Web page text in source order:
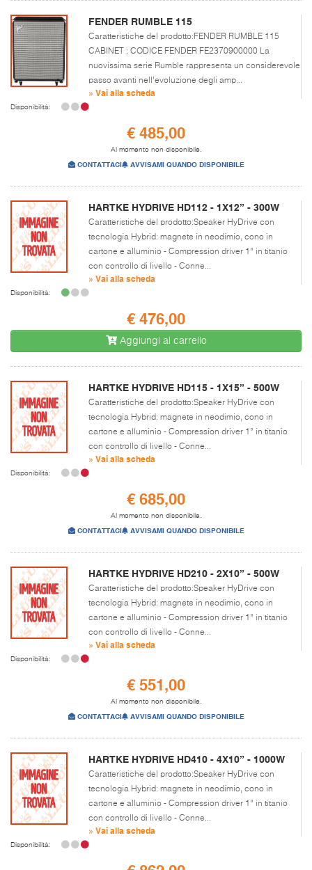
FENDER RUMBLE 115
Caratteristiche del prodotto:FENDER RUMBLE 115
CABINET : CODICE FENDER FE2370900000 La
nuovissima serie Rumble rappresenta un considerevole
passo avanti nell’evoluzione degli amp...
» Vai alla scheda
Disponibilità:
€ 485,00
Al momento non disponibile.
CONTATTACI AVVISAMI QUANDO DISPONIBILE
HARTKE HYDRIVE HD112 - 1X12” - 300W
Caratteristiche del prodotto:Speaker HyDrive con
tecnologia Hybrid: magnete in neodimio, cono in
cartone e alluminio - Compression driver 1” in titanio
con controllo di livello - Conne...
» Vai alla scheda
Disponibilità:
€ 476,00
Aggiungi al carrello
HARTKE HYDRIVE HD115 - 1X15” - 500W
Caratteristiche del prodotto:Speaker HyDrive con
tecnologia Hybrid: magnete in neodimio, cono in
cartone e alluminio - Compression driver 1” in titanio
con controllo di livello - Conne...
» Vai alla scheda
Disponibilità:
€ 685,00
Al momento non disponibile.
CONTATTACI AVVISAMI QUANDO DISPONIBILE
HARTKE HYDRIVE HD210 - 2X10” - 500W
Caratteristiche del prodotto:Speaker HyDrive con
tecnologia Hybrid: magnete in neodimio, cono in
cartone e alluminio - Compression driver 1” in titanio
con controllo di livello - Conne...
» Vai alla scheda
Disponibilità:
€ 551,00
Al momento non disponibile.
CONTATTACI AVVISAMI QUANDO DISPONIBILE
HARTKE HYDRIVE HD410 - 4X10” - 1000W
Caratteristiche del prodotto:Speaker HyDrive con
tecnologia Hybrid: magnete in neodimio, cono in
cartone e alluminio - Compression driver 1” in titanio
con controllo di livello - Conne...
» Vai alla scheda
Disponibilità: